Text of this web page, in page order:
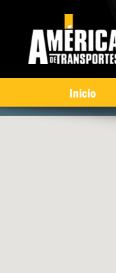
Inicio